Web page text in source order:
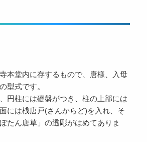
本堂内に存するもので、唐様、入母
型式です。
円柱には礎盤がつき、柱の上部には
には桟唐戸(さんからど)を入れ、そ
たん唐草」の透彫がはめてありま